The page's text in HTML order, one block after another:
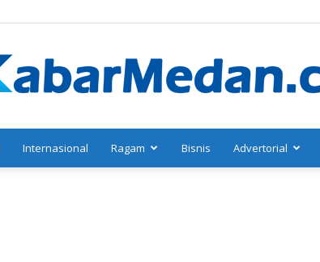
Internasional Ragam Bisnis Advertorial